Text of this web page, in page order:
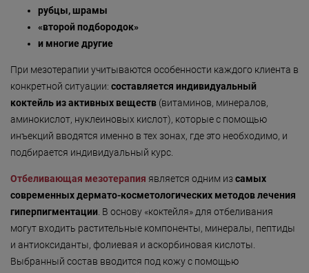
рубцы, шрамы
«второй подбородок»
и многие другие
При мезотерапии учитываются особенности каждого клиента в
конкретной ситуации: составляется индивидуальный
коктейль из активных веществ (витаминов, минералов,
аминокислот, нуклеиновых кислот), которые с помощью
инъекций вводятся именно в тех зонах, где это необходимо, и
подбирается индивидуальный курс.
Отбеливающая мезотерапия является одним изсамых
современных дермато-косметологических методов лечения
гиперпигментации . В основу «коктейля» для отбеливания
могут входить растительные компоненты, минералы, пептиды
и антиоксиданты, фолиевая и аскорбиновая кислоты.
Выбранный состав вводится под кожу с помощью
«Only for Men»
«Mirific»
«Остеопатия»
«Гранатовая
Безмятежность»
«Роман с камнем»
«Магия массажа»
«Мудрость Тибета»
«Шоколадный Релакс»